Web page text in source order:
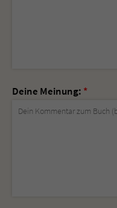
Deine Meinung: *